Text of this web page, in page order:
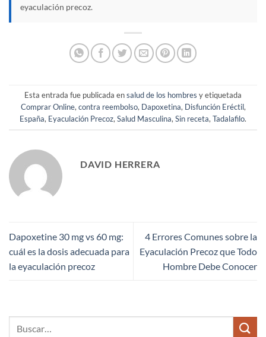
eyaculación precoz.
Esta entrada fue publicada ensalud de los hombres y etiquetada
Comprar Online, contra reembolso, Dapoxetina, Disfunción Eréctil,
España, Eyaculación Precoz, Salud Masculina, Sin receta, Tadalafilo.
DAVID HERRERA
Dapoxetine 30 mg vs 60 mg:
cuál es la dosis adecuada para
la eyaculación precoz
4 Errores Comunes sobre la
Eyaculación Precoz que Todo
Hombre Debe Conocer